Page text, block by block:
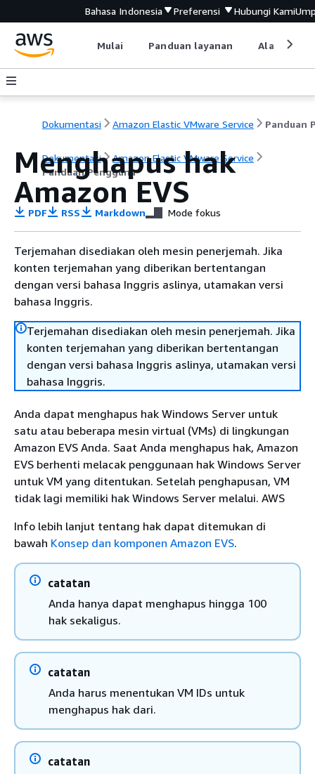
Bahasa Indonesia Preferensi Hubungi Kami
Mulai Panduan layanan Alat
Dokumentasi Amazon Elastic VMware Service
Dokumentasi
Amazon Elastic VMware Service
Panduan Pengguna
Menghapus hak
Amazon EVS
PDF RSS Markdown Mode fokus
Terjemahan disediakan oleh mesin penerjemah. Jika
konten terjemahan yang diberikan bertentangan
dengan versi bahasa Inggris aslinya, utamakan versi
bahasa Inggris.
Terjemahan disediakan oleh mesin penerjemah. Jika
konten terjemahan yang diberikan bertentangan
dengan versi bahasa Inggris aslinya, utamakan versi
bahasa Inggris.
Anda dapat menghapus hak Windows Server untuk
satu atau beberapa mesin virtual (VMs) di lingkungan
Amazon EVS Anda. Saat Anda menghapus hak, Amazon
EVS berhenti melacak penggunaan hak Windows Server
untuk VM yang ditentukan. Setelah penghapusan, VM
tidak lagi memiliki hak Windows Server melalui. AWS
Info lebih lanjut tentang hak dapat ditemukan di
bawah Konsep dan komponen Amazon EVS.
catatan
Anda hanya dapat menghapus hingga 100
hak sekaligus.
catatan
Anda harus menentukan VM IDs untuk
menghapus hak dari.
catatan